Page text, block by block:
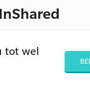
tot wel